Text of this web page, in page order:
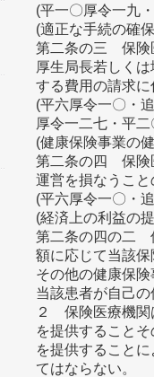
(平一〇厚令一九
(適正な手続の確
第二条の三 保険
厚生局長若しく
する費用の請求に
(平六厚令一〇・
厚令一二七・平
(健康保険事業の
第二条の四 保険
運営を損なうこと
(平六厚令一〇・
(経済上の利益の
第二条の四の二
額に応じて当該
その他の健康保
当該患者が自己
２ 保険医療機関
を提供すること
を提供すること
てはならない。